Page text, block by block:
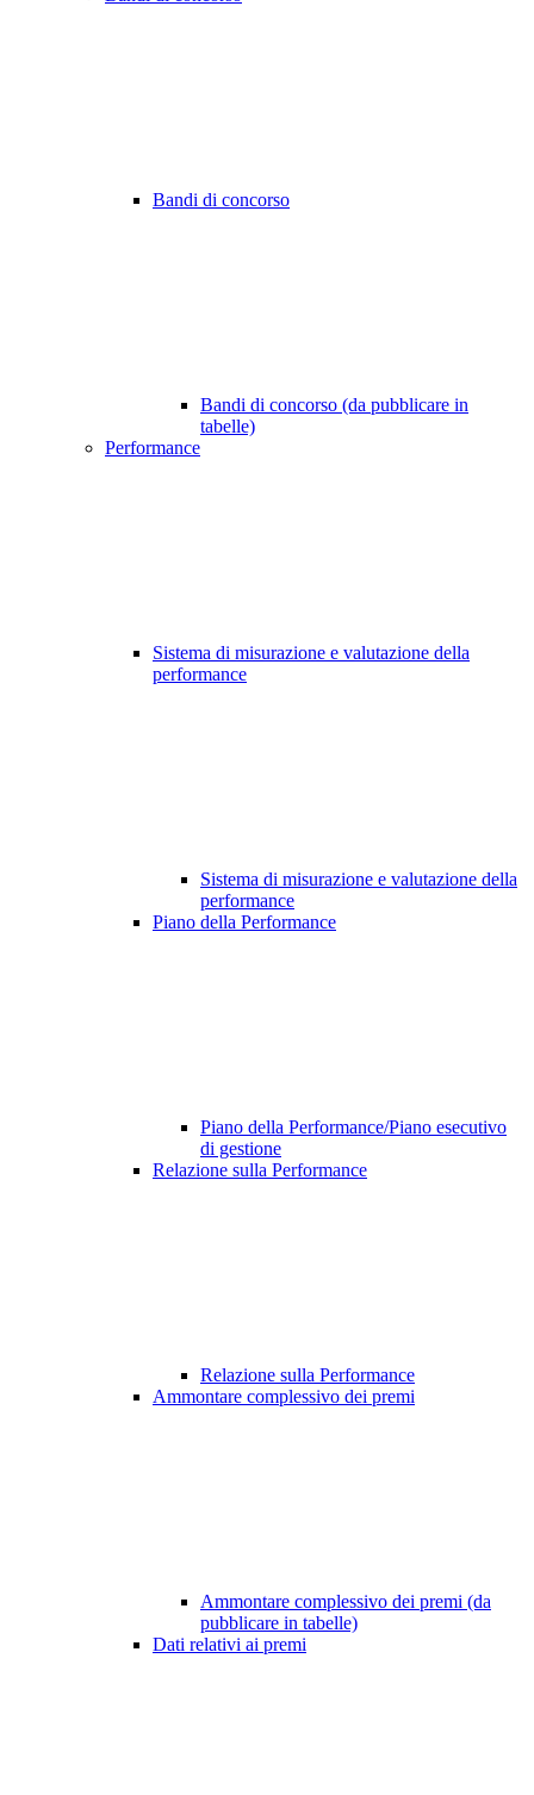
Bandi di concorso
Bandi di concorso (da pubblicare in
tabelle)
Performance
Sistema di misurazione e valutazione della
performance
Sistema di misurazione e valutazione della
performance
Piano della Performance
Piano della Performance/Piano esecutivo
di gestione
Relazione sulla Performance
Relazione sulla Performance
Ammontare complessivo dei premi
Ammontare complessivo dei premi (da
pubblicare in tabelle)
Dati relativi ai premi